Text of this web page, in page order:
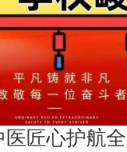
医匠心护航